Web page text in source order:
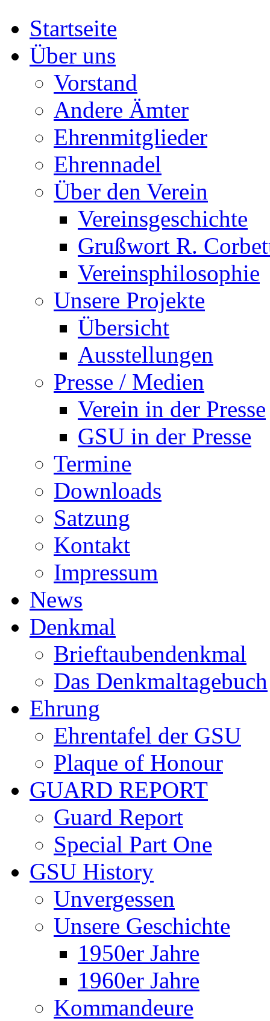
Startseite
Über uns
Vorstand
Andere Ämter
Ehrenmitglieder
Ehrennadel
Über den Verein
Vereinsgeschichte
Grußwort R.
Vereinsphilosophie
Unsere Projekte
Übersicht
Ausstellungen
Presse / Medien
Verein in der Presse
GSU in der Presse
Termine
Downloads
Satzung
Kontakt
Impressum
News
Denkmal
Brieftaubendenkmal
Das Denkmaltagebuch
Ehrung
Ehrentafel der GSU
Plaque of Honour
GUARD REPORT
Guard Report
Special Part One
GSU History
Unvergessen
Unsere Geschichte
1950er Jahre
1960er Jahre
Kommandeure